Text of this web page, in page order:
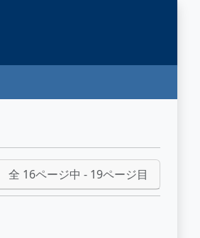
全 16ページ中 - 19ページ目